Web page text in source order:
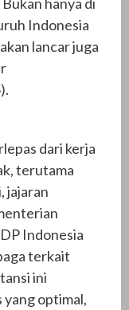
Indonesia
lancar juga
dari kerja
terutama
jajaran
Indonesia
terkait
ini
optimal,